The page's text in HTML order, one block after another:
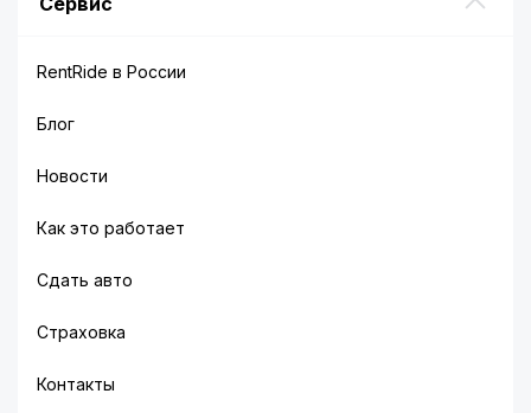
RentRide в России
Блог
Новости
Как это работает
Сдать авто
Страховка
Контакты